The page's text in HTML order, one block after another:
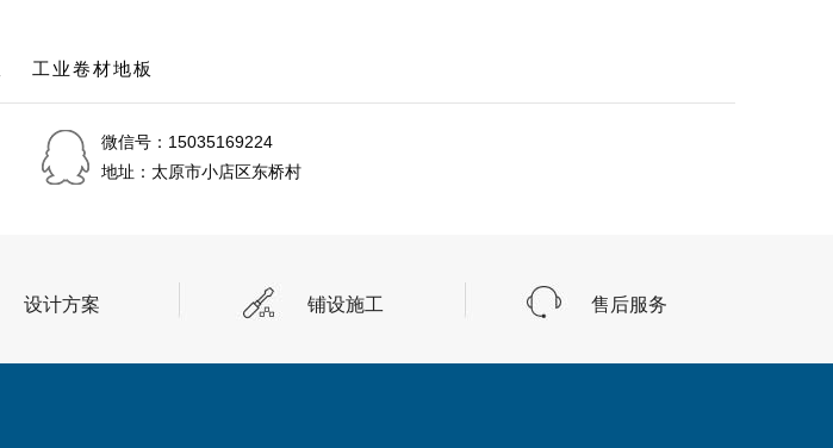
工业卷材地板
微信号：15035169224
地址：太原市小店区东桥村
设计方案 铺设施工 售后服务